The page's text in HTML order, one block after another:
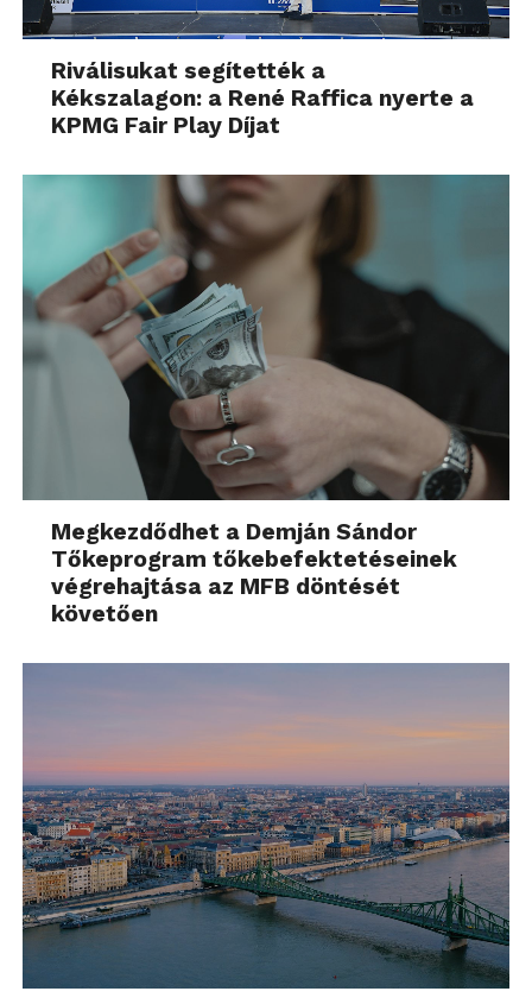
Riválisukat segítették a
Kékszalagon: a René Raffica nyerte a
KPMG Fair Play Díjat
Megkezdődhet a Demján Sándor
Tőkeprogram tőkebefektetéseinek
végrehajtása az MFB döntését
követően